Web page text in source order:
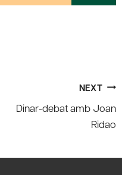
NEXT
Dinar-debat amb Joan
Ridao